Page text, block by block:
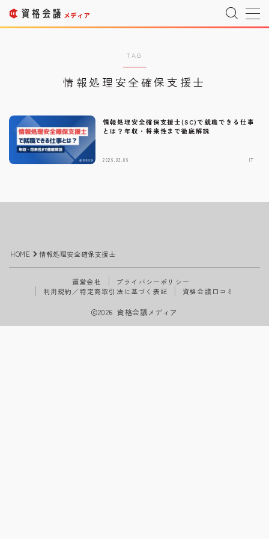
運営者情報 Company Profile
プライバシーポリシー Privacy Policy
利用規約 T&C
お問い合わせ Inquiry
TAG
情報処理安全確保支援士
情報処理安全確保支援士(SC)で就職できる仕事
とは？年収・将来性まで徹底解説
2026.03.06 IT
HOME 情報処理安全確保支援士
運営会社
プライバシーポリシー
利用規約／特定商取引法に基づく表記
資格会議口コミ
2026 資格会議メディア